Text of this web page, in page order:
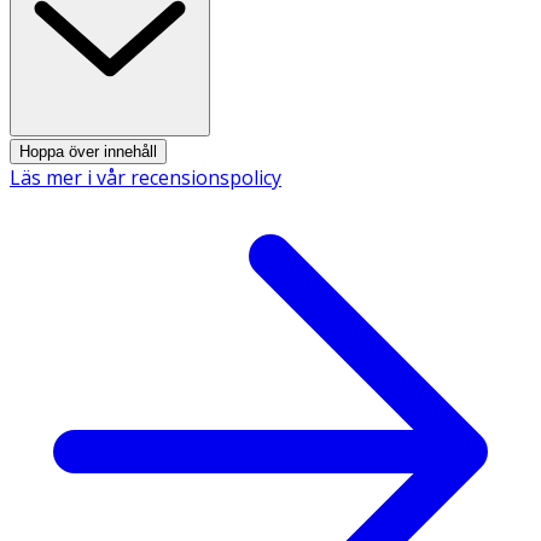
extract Rhododendron chrysanthum leaf extract Sodium
citrate Tocopherol Tricholoma matsutake extract
Trisodium ethylenediamine disuccinate Xylitol
Hoppa över innehåll
Läs mer i vår recensionspolicy